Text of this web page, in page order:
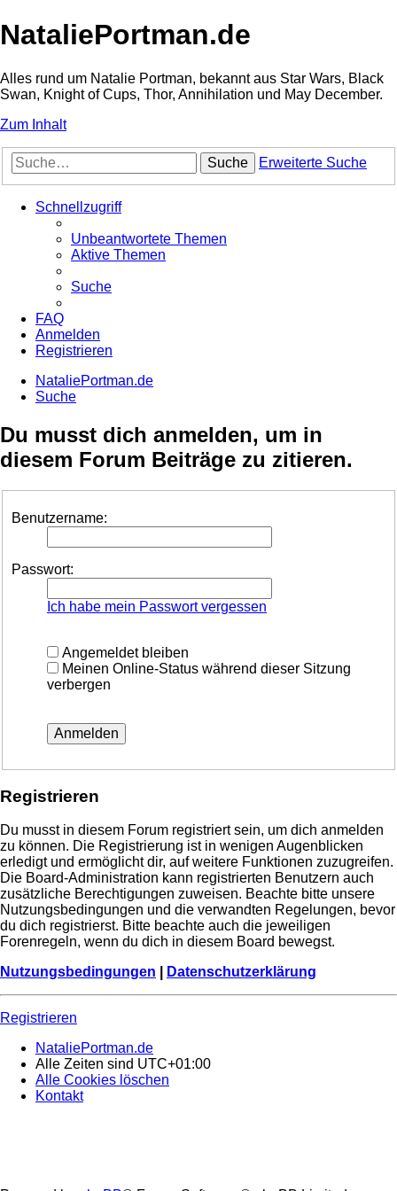
NataliePortman.de
Alles rund um Natalie Portman, bekannt aus Star Wars, Black
Swan, Knight of Cups, Thor, Annihilation und May December.
Zum Inhalt
Suche Erweiterte Suche
Schnellzugriff
Unbeantwortete Themen
Aktive Themen
Suche
FAQ
Anmelden
Registrieren
NataliePortman.de
Suche
Du musst dich anmelden, um in
diesem Forum Beiträge zu zitieren.
Benutzername:
Passwort:
Ich habe mein Passwort vergessen
Angemeldet bleiben
Meinen Online-Status während dieser Sitzung
verbergen
Registrieren
Du musst in diesem Forum registriert sein, um dich anmelden
zu können. Die Registrierung ist in wenigen Augenblicken
erledigt und ermöglicht dir, auf weitere Funktionen zuzugreifen.
Die Board-Administration kann registrierten Benutzern auch
zusätzliche Berechtigungen zuweisen. Beachte bitte unsere
Nutzungsbedingungen und die verwandten Regelungen, bevor
du dich registrierst. Bitte beachte auch die jeweiligen
Forenregeln, wenn du dich in diesem Board bewegst.
Nutzungsbedingungen
Datenschutzerklärung
Registrieren
NataliePortman.de
Alle Zeiten sind UTC+01:00
Alle Cookies löschen
Kontakt